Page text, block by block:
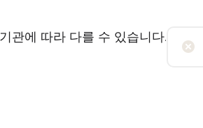
관에 따라 다를 수 있습니다.